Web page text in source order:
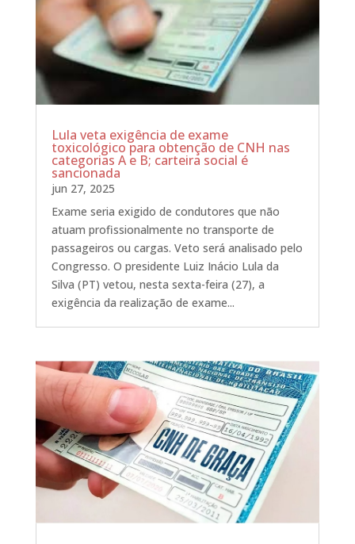
Lula veta exigência de exame
toxicológico para obtenção de CNH nas
categorias A e B; carteira social é
sancionada
jun 27, 2025
Exame seria exigido de condutores que não
atuam profissionalmente no transporte de
passageiros ou cargas. Veto será analisado pelo
Congresso. O presidente Luiz Inácio Lula da
Silva (PT) vetou, nesta sexta-feira (27), a
exigência da realização de exame...